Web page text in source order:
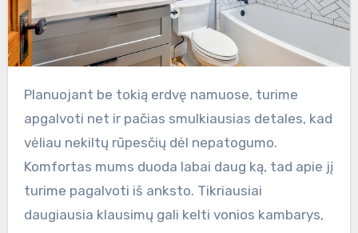
Planuojant be tokią erdvę namuose, turime
apgalvoti net ir pačias smulkiausias detales, kad
vėliau nekiltų rūpesčių dėl nepatogumo.
Komfortas mums duoda labai daug ką, tad apie jį
turime pagalvoti iš anksto. Tikriausiai
daugiausia klausimų gali kelti vonios kambarys,